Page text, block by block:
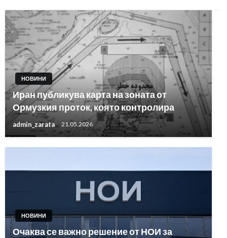
НОВИНИ
Иран публикува карта на зоната от
Ормузкия проток, която контролира
admin_zarata 21.05.2026
НОВИНИ
Очаква се важно решение от НОИ за